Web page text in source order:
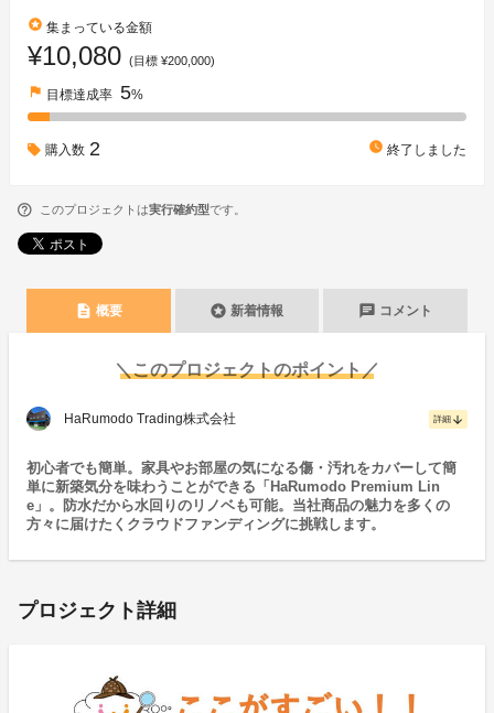
stars 集まっている金額
¥10,080 (目標 ¥200,000)
flag 目標達成率 5%
購入数 2 watch_later 終了しました
このプロジェクトは実行確約型です。
description 概要 stars 新着情報 chat コメント
＼このプロジェクトのポイント／
HaRumodo Trading株式会社 詳細 arrow_downward
初心者でも簡単。家具やお部屋の気になる傷・汚れをカバーして簡
単に新築気分を味わうことができる「HaRumodo Premium Lin
e」。防水だから水回りのリノベも可能。当社商品の魅力を多くの
方々に届けたくクラウドファンディングに挑戦します。
プロジェクト詳細